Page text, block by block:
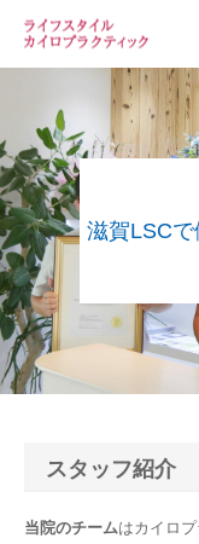
滋賀LSC
スタッフ紹介
当院のチームはカイロ
お知らせ
当院案内
スタッフ
カイロプラクテ
よくある質問